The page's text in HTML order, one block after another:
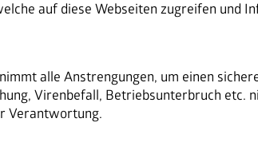
auf diese Webseiten zugreifen und
alle Anstrengungen, um einen
Virenbefall, Betriebsunterbruch etc.
Verantwortung.